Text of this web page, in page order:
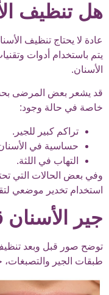
هل تنظيف
عادة لا يحتاج تنظيف
يتم باستخدام أدوات
الأسنان.
قد يشعر بعض المرضى
خاصة في حالة وجود:
تراكم كبير للجير.
حساسية في
التهاب في اللثة.
وفي بعض الحالات التي
استخدام تخدير موضعي
جير الأسنان
توضح صور قبل وبعد تنظيف
طبقات الجير